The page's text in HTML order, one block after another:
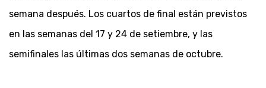
semana después. Los cuartos de final están previstos
en las semanas del 17 y 24 de setiembre, y las
semifinales las últimas dos semanas de octubre.